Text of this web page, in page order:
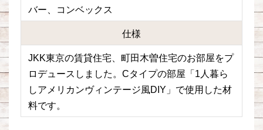
バー、コンベックス
仕様
JKK東京の賃貸住宅、町田木曽住宅のお部屋をプ
ロデュースしました。Cタイプの部屋「1人暮ら
しアメリカンヴィンテージ風DIY」で使用した材
料です。